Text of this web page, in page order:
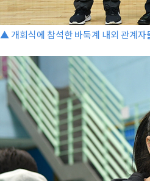
▲ 개회식에 참석한 바둑계 내외 관계자